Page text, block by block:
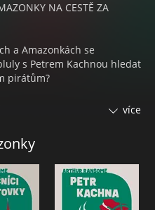
NA CESTĚ ZA
a Amazonkách se
s Petrem Kachnou hledat
pirátům?
cyklu o prázdninových
stvořila ve své
Kachnu, který v této
vyplouvají se strýčkem
škuneru Divoká kočka na
je uložen poklad. Posádku
více